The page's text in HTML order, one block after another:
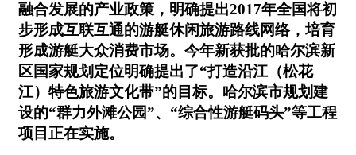
融合发展的产业政策，明确提出2017年全国将初
步形成互联互通的游艇休闲旅游路线网络，培育
形成游艇大众消费市场。今年新获批的哈尔滨新
区国家规划定位明确提出了“打造沿江（松花
江）特色旅游文化带”的目标。哈尔滨市规划建
设的“群力外滩公园”、“综合性游艇码头”等工程
项目正在实施。